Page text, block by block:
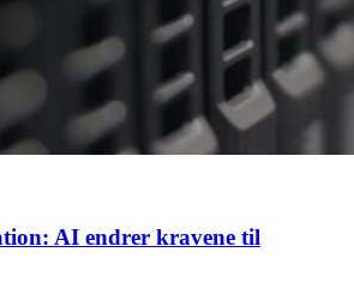
AI endrer kravene til